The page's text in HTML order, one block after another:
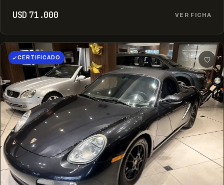
USD 71.000 VER FICHA
CERTIFICADO